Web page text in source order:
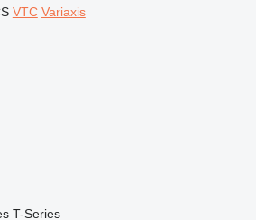
VTC Variaxis
T-Series